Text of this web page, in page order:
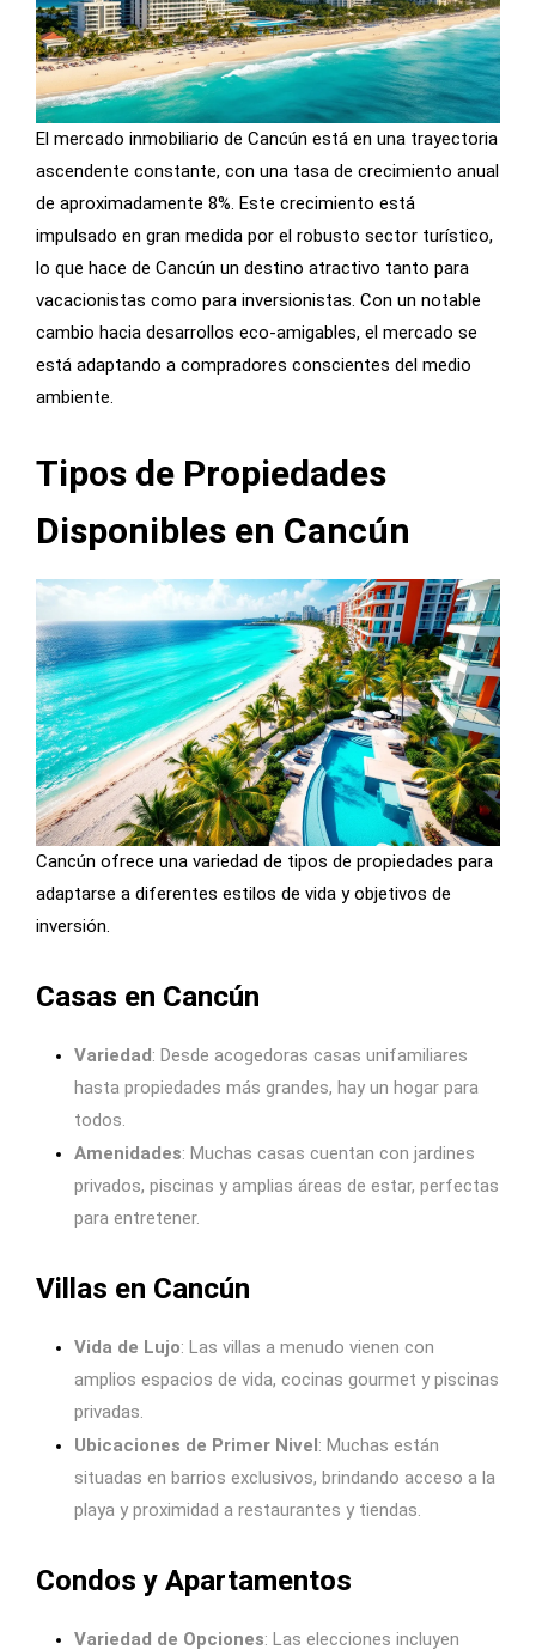
El mercado inmobiliario de Cancún está en una trayectoria
ascendente constante, con una tasa de crecimiento anual
de aproximadamente 8%. Este crecimiento está
impulsado en gran medida por el robusto sector turístico,
lo que hace de Cancún un destino atractivo tanto para
vacacionistas como para inversionistas. Con un notable
cambio hacia desarrollos eco-amigables, el mercado se
está adaptando a compradores conscientes del medio
ambiente.
Tipos de Propiedades
Disponibles en Cancún
Cancún ofrece una variedad de tipos de propiedades para
adaptarse a diferentes estilos de vida y objetivos de
inversión.
Casas en Cancún
Variedad: Desde acogedoras casas unifamiliares
hasta propiedades más grandes, hay un hogar para
todos.
Amenidades: Muchas casas cuentan con jardines
privados, piscinas y amplias áreas de estar, perfectas
para entretener.
Villas en Cancún
Vida de Lujo: Las villas a menudo vienen con
amplios espacios de vida, cocinas gourmet y piscinas
privadas.
Ubicaciones de Primer Nivel: Muchas están
situadas en barrios exclusivos, brindando acceso a la
playa y proximidad a restaurantes y tiendas.
Condos y Apartamentos
Variedad de Opciones: Las elecciones incluyen